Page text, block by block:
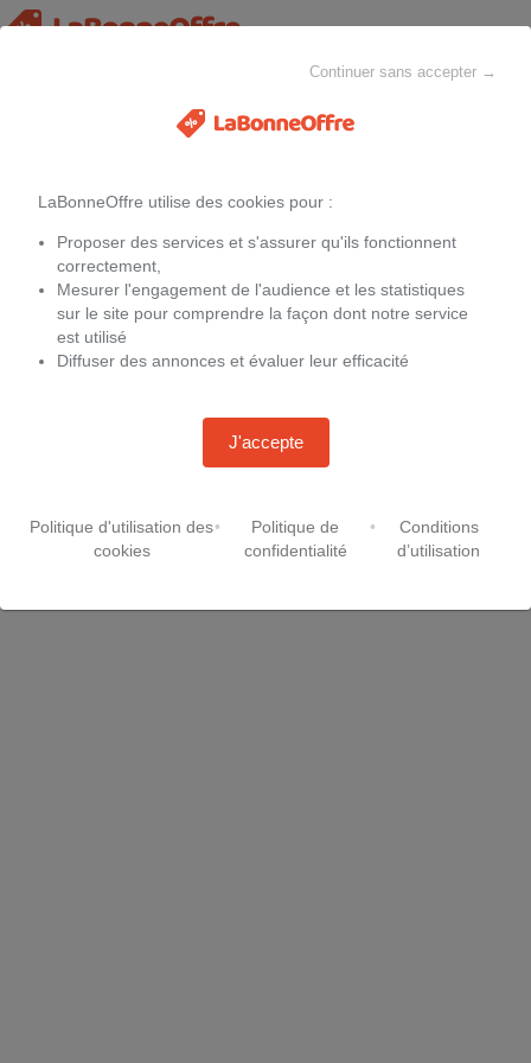
PromotionsAsus e406na bv003ts
Continuer sans accepter →
LaBonneOffre utilise des cookies pour :
Proposer des services et s'assurer qu'ils fonctionnent
correctement,
Mesurer l'engagement de l'audience et les statistiques
sur le site pour comprendre la façon dont notre service
est utilisé
Diffuser des annonces et évaluer leur efficacité
J'accepte
Politique d'utilisation des
cookies
•
Politique de
confidentialité
•
Conditions
d’utilisation